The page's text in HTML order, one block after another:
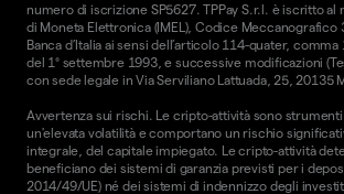
numero di iscrizione SP5627. TPPay S.r.l. è iscritto al
di Moneta Elettronica (IMEL), Codice Meccanografico
Banca d’Italia ai sensi dell’articolo 114-quater, comma
del 1° settembre 1993, e successive modificazioni
con sede legale in Via Serviliano Lattuada, 25, 20135
Avvertenza sui rischi. Le cripto-attività sono
un'elevata volatilità e comportano un rischio
integrale, del capitale impiegato. Le cripto-attività
beneficiano dei sistemi di garanzia previsti per i
2014/49/UE) né dei sistemi di indennizzo degli